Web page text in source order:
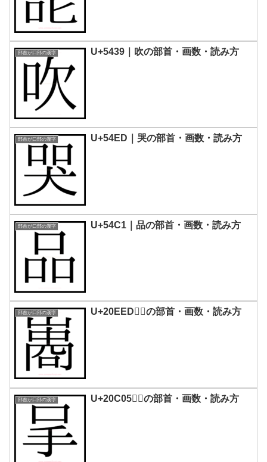
部首が口部の漢字 U+5439｜吹の部首・画数・読み方
部首が口部の漢字 U+54ED｜哭の部首・画数・読み方
部首が口部の漢字 U+54C1｜品の部首・画数・読み方
部首が口部の漢字 U+20EED｜𠻭の部首・画数・読み方
部首が口部の漢字 U+20C05｜𠰅の部首・画数・読み方